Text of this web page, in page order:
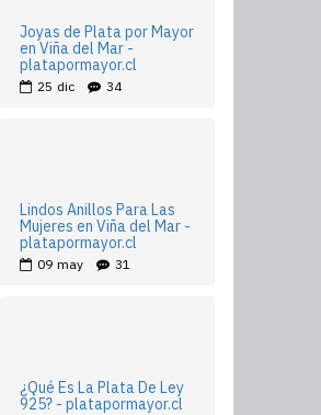
Joyas de Plata por Mayor
en Viña del Mar -
platapormayor.cl
25 dic 34
Lindos Anillos Para Las
Mujeres en Viña del Mar -
platapormayor.cl
09 may 31
¿Qué Es La Plata De Ley
925? - platapormayor.cl